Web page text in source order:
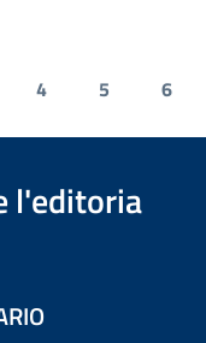
4 5 6
l'editoria